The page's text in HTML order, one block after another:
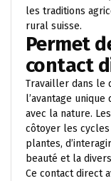
les traditions
rural suisse.
Permet
contact
Travailler dans le
l’avantage
avec la nature.
côtoyer les cycles
plantes,
beauté et la
Ce contact direct